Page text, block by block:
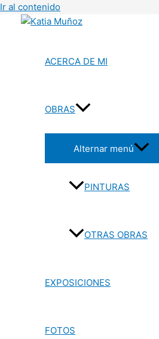
Ir al contenido
ACERCA DE MI
OBRAS
Alternar menú
PINTURAS
OTRAS OBRAS
EXPOSICIONES
FOTOS